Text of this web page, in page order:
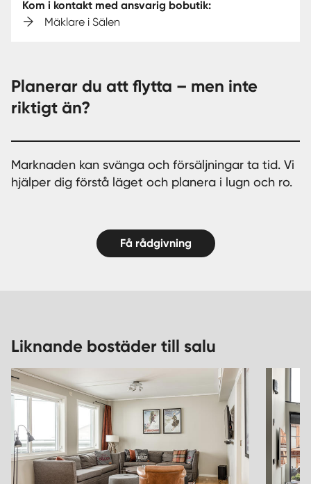
Kom i kontakt med ansvarig bobutik:
Mäklare i Sälen
Planerar du att flytta – men inte
riktigt än?
Marknaden kan svänga och försäljningar ta tid. Vi
hjälper dig förstå läget och planera i lugn och ro.
Få rådgivning
Liknande bostäder till salu